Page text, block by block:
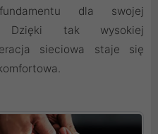
dla swojej
Dzięki tak wysokiej
sieciowa staje się